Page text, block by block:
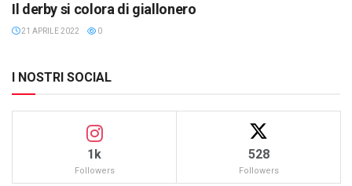
Il derby si colora di giallonero
21 APRILE 2022 0
I NOSTRI SOCIAL
1k
Followers
528
Followers